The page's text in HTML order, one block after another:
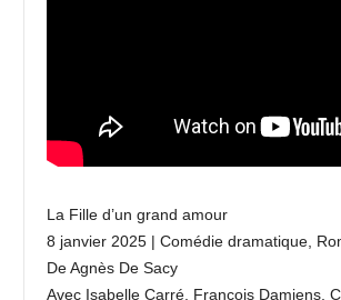
La Fille d’un grand amour
8 janvier 2025 | Comédie dramatique,
De Agnès De Sacy
Avec Isabelle Carré, François Damiens,